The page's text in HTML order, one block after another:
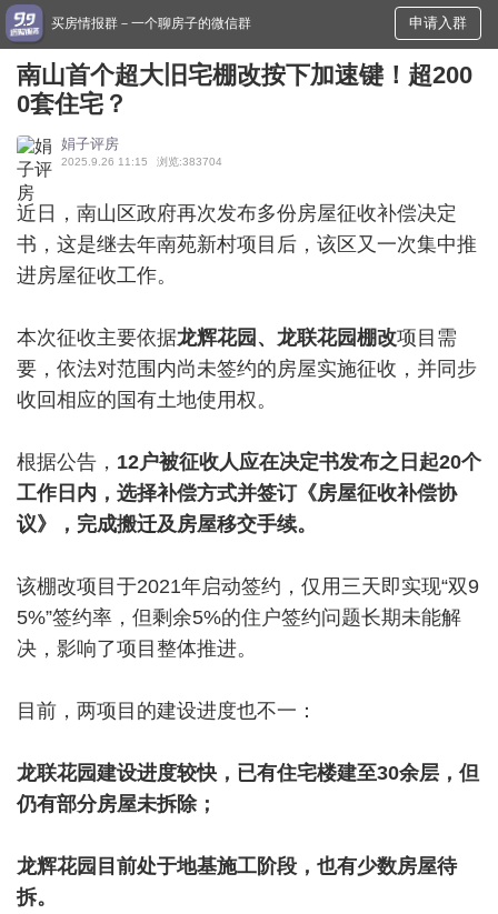
买房情报群－一个聊房子的微信群 申请入群
南山首个超大旧宅棚改按下加速键！超200
0套住宅？
娟子评房
2025.9.26 11:15 浏览:383704
近日，南山区政府再次发布多份房屋征收补偿决定
书，这是继去年南苑新村项目后，该区又一次集中推
进房屋征收工作。
本次征收主要依据龙辉花园、龙联花园棚改项目需
要，依法对范围内尚未签约的房屋实施征收，并同步
收回相应的国有土地使用权。
根据公告， 12户被征收人应在决定书发布之日起20个
工作日内 ，选择补偿方式并签订《房屋征收补偿协
议》，完成搬迁及房屋移交手续。
该棚改项目于2021年启动签约，仅用三天即实现“双9
5%”签约率，但剩余5%的住户签约问题长期未能解
决，影响了项目整体推进。
目前，两项目的建设进度也不一：
龙联花园建设进度较快，已有住宅楼建至30余层，但
仍有部分房屋未拆除；
龙辉花园目前处于地基施工阶段，也有少数房屋待
拆。